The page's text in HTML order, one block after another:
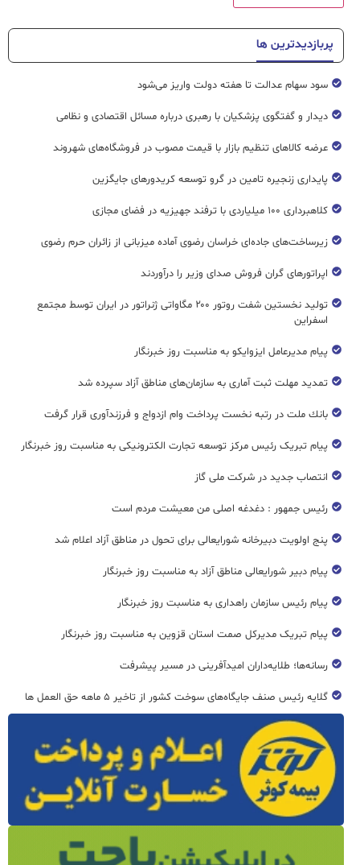
پربازدیدترین ها
سود سهام عدالت تا هفته دولت واریز می‌شود
دیدار و گفتگوی پزشکیان با رهبری درباره مسائل اقتصادی و نظامی
عرضه کالاهای تنظیم بازار با قیمت مصوب در فروشگاه‌های شهروند
پایداری زنجیره تامین در گرو توسعه کریدورهای جایگزین
کلاهبرداری ۱۰۰ میلیاردی با ترفند جهیزیه در فضای مجازی
زیرساخت‌های جاده‌ای خراسان رضوی آماده میزبانی از زائران حرم رضوی
اپراتورهای گران فروش صدای وزیر را درآوردند
تولید نخستین شفت روتور ۲۰۰ مگاواتی ژنراتور در ایران توسط مجتمع
اسفراین
پیام مدیرعامل ایزوایکو به مناسبت روز خبرنگار
تمدید مهلت ثبت آماری به سازمان‌های مناطق آزاد سپرده شد
بانك ملت در رتبه نخست پرداخت وام ازدواج و فرزندآوری قرار گرفت
پیام تبریک رئیس مرکز توسعه تجارت الکترونیکی به مناسبت روز خبرنگار
انتصاب جدید در شرکت ملی گاز
رئیس جمهور : دغدغه اصلی من معیشت مردم است
پنج اولویت دبیرخانه شورایعالی برای تحول در مناطق آزاد اعلام شد
پیام دبیر شورایعالی مناطق آزاد به مناسبت روز خبرنگار
پیام رئیس سازمان راهداری به مناسبت روز خبرنگار
پیام تبریک مدیرکل صمت استان قزوین به مناسبت روز خبرنگار
رسانه‌ها؛ طلایه‌داران امیدآفرینی در مسیر پیشرفت
گلایه رئیس صنف جایگاه‌های سوخت کشور از تاخیر ۵ ماهه حق العمل ها